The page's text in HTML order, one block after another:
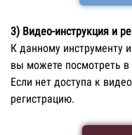
3) Видео-инструкция и
К данному инструменту
вы можете посмотреть в
Если нет доступа к
регистрацию.